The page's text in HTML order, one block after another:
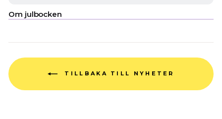
Om julbocken
TILLBAKA TILL NYHETER